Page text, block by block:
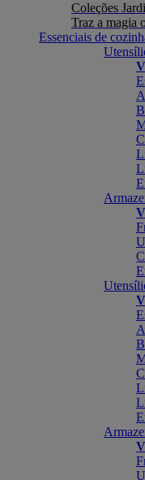
Coleções
Traz a magia
Essenciais de